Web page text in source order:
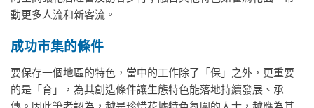
動更多人流和新客流。
成功市集的條件
要保存一個地區的特色，當中的工作除了「保」之外，更重要
的是「育」，為其創造條件讓生態特色能落地持續發展、承